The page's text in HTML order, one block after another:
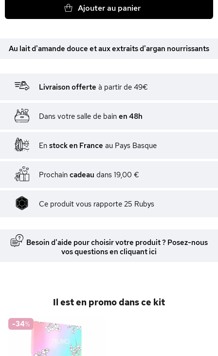
Ajouter au panier
Au lait d'amande douce et aux extraits d'argan nourrissants
Livraison offerte à partir de 49€
Dans votre salle de bain en 48h
En stock en France au Pays Basque
Prochain cadeau dans 19,00 €
Ce produit vous rapporte 25 Rubys
Besoin d'aide pour choisir votre produit ? Posez-nous
vos questions en cliquant ici
Il est en promo dans ce kit
-34%